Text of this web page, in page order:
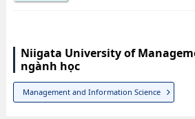
Niigata University of
ngành học
Management and Information Science